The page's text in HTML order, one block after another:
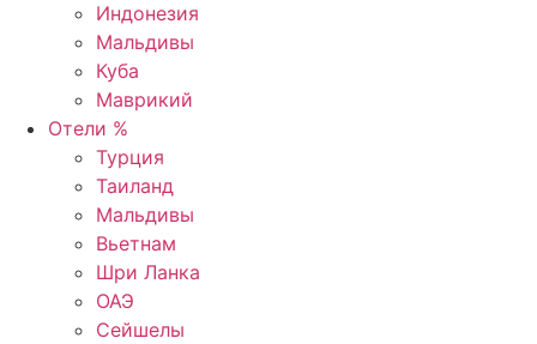
Индонезия
Мальдивы
Куба
Маврикий
Отели %
Турция
Таиланд
Мальдивы
Вьетнам
Шри Ланка
ОАЭ
Сейшелы